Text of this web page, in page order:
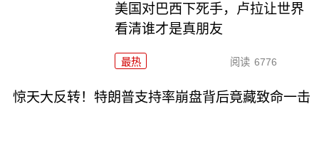
美国对巴西下死手，卢拉让世界
看清谁才是真朋友
最热 阅读 6776
惊天大反转！特朗普支持率崩盘背后竟藏致命一击